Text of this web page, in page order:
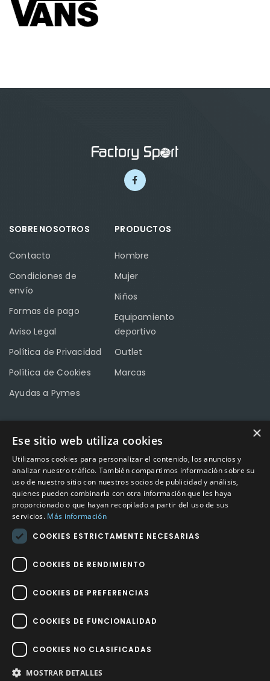
SOBRE NOSOTROS
Contacto
Condiciones de
envío
Formas de pago
Aviso Legal
Política de Privacidad
Política de Cookies
Ayudas a Pymes
PRODUCTOS
Hombre
Mujer
Niños
Equipamiento
deportivo
Outlet
Marcas
CONTACTO
Calle Méndez Núñez nº3 – Fuente Palmera 14120 Córdoba
Teléfono957 04 96 57
Emailinfo@factory-sport.es
HORARIO COMERCIAL
Lunes a viernes
10:00 a 14:00 / 18:00 a 21:00
Factory Sport 2023© – Todos los derechos reservados | Hecho por
Impulsoh Performance Marketing
×
Ese sitio web utiliza cookies
Utilizamos cookies para personalizar el contenido, los anuncios y
analizar nuestro tráfico. También compartimos información sobre su
uso de nuestro sitio con nuestros socios de publicidad y análisis,
quienes pueden combinarla con otra información que les haya
proporcionado o que hayan recopilado a partir del uso de sus
servicios. Más información
COOKIES ESTRICTAMENTE NECESARIAS
COOKIES DE RENDIMIENTO
COOKIES DE PREFERENCIAS
COOKIES DE FUNCIONALIDAD
COOKIES NO CLASIFICADAS
MOSTRAR DETALLES